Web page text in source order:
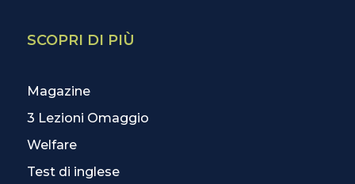
SCOPRI DI PIÙ
Magazine
3 Lezioni Omaggio
Welfare
Test di inglese